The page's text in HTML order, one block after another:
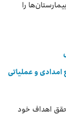
را
امدادی و عملیاتی
اهداف خود